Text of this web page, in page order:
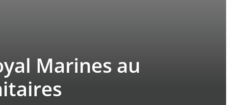
Marines au